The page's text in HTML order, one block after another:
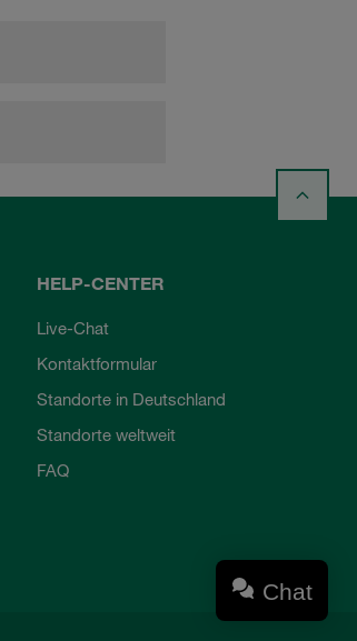
HELP-CENTER
Live-Chat
Kontaktformular
Standorte in Deutschland
Standorte weltweit
FAQ
Chat